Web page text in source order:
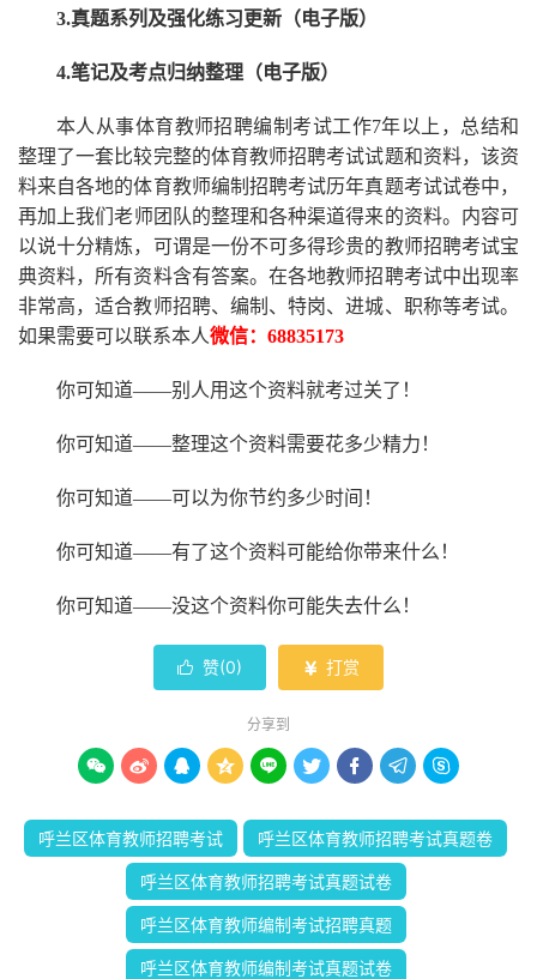
3.真题系列及强化练习更新（电子版）
4.笔记及考点归纳整理（电子版）
本人从事体育教师招聘编制考试工作7年以上，总结和
整理了一套比较完整的体育教师招聘考试试题和资料，该资
料来自各地的体育教师编制招聘考试历年真题考试试卷中，
再加上我们老师 团队的整理和各种渠道得来的资料。内容可
以说十分精炼，可谓是一份不可多得珍贵的教师招聘考试宝
典资料，所有资料含有答案。在各地教师招聘考试中出现率
非常高，适合教师招聘、编制、特岗、进城、职称等考试。
如果需要可以联系本人微信： 68835173
你可知道——别人用这个资料就考过关了！
你可知道——整理这个资料需要花多少精力 ！
你可知道——可以为你节约多少时间！
你可知道——有了这个资料可能给你带来什么！
你可知道——没这个资料你可能失去什么 ！
 赞(0)  打赏
分享到
        
呼兰区体育教师招聘考试 呼兰区体育教师招聘考试真题卷
呼兰区体育教师招聘考试真题试卷
呼兰区体育教师编制考试招聘真题
呼兰区体育教师编制考试真题试卷